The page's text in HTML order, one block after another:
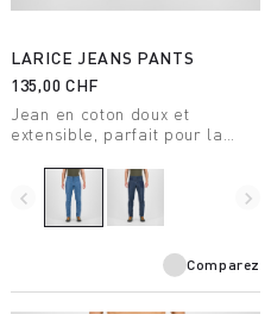
LARICE JEANS PANTS
135,00 CHF
Jean en coton doux et
extensible, parfait pour la
détente.
navigate_before navigate_next
Comparez